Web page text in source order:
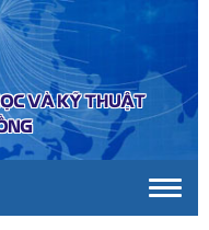
VÀ KỸ THUẬT